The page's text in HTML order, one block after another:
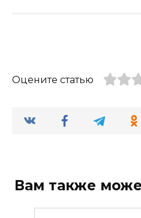
Оцените статью
Вам также